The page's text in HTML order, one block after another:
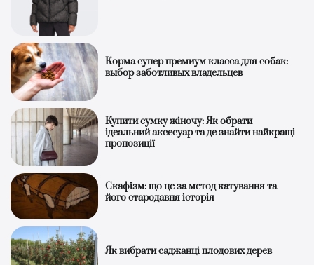
Корма супер премиум класса для собак:
выбор заботливых владельцев
Купити сумку жіночу: Як обрати
ідеальний аксесуар та де знайти найкращі
пропозиції
Скафізм: що це за метод катування та
його стародавня історія
Як вибрати саджанці плодових дерев